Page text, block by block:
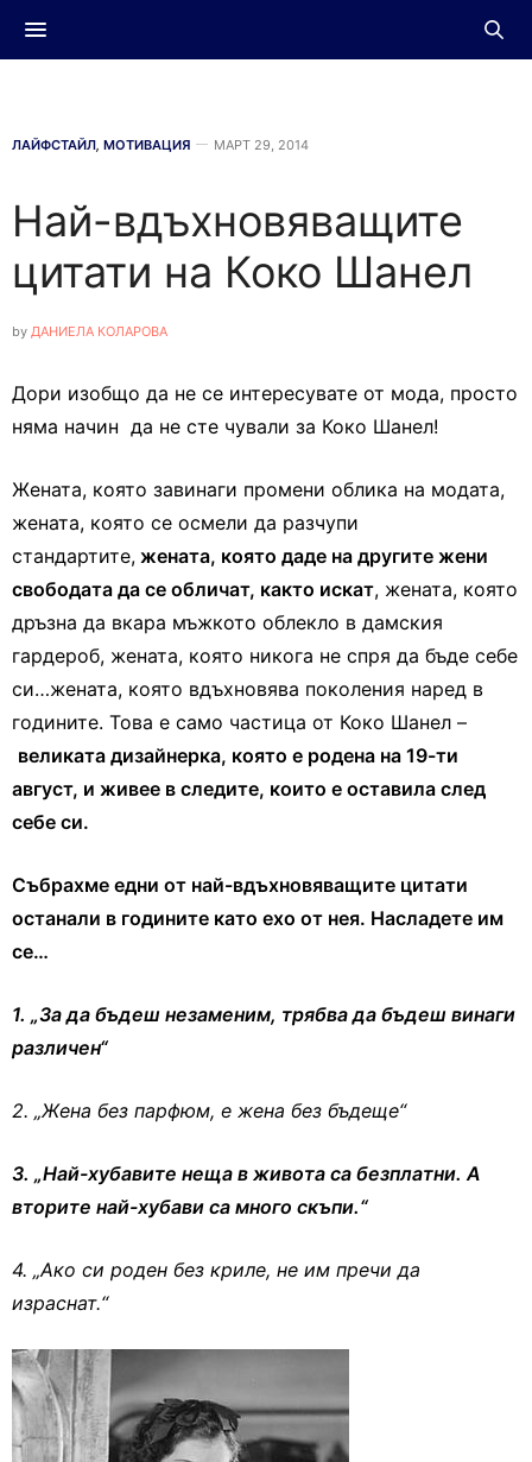
ЛАЙФСТАЙЛ, МОТИВАЦИЯ МАРТ 29, 2014
Най-вдъхновяващите
цитати на Коко Шанел
by ДАНИЕЛА КОЛАРОВА
Дори изобщо да не се интересувате от мода, просто
няма начин да не сте чували за Коко Шанел!
Жената, която завинаги промени облика на модата,
жената, която се осмели да разчупи
стандартите, жената, която даде на другите жени
свободата да се обличат, както искат, жената, която
дръзна да вкара мъжкото облекло в дамския
гардероб, жената, която никога не спря да бъде себе
си…жената, която вдъхновява поколения наред в
годините. Това е само частица от Коко Шанел –
великата дизайнерка, която е родена на 19-ти
август, и живее в следите, които е оставила след
себе си.
Събрахме едни от най-вдъхновяващите цитати
останали в годините като ехо от нея. Насладете им
се…
1. „За да бъдеш незаменим, трябва да бъдеш винаги
различен“
2. „Жена без парфюм, е жена без бъдеще“
3. „Най-хубавите неща в живота са безплатни. А
вторите най-хубави са много скъпи.“
4. „Ако си роден без криле, не им пречи да
израснат.“